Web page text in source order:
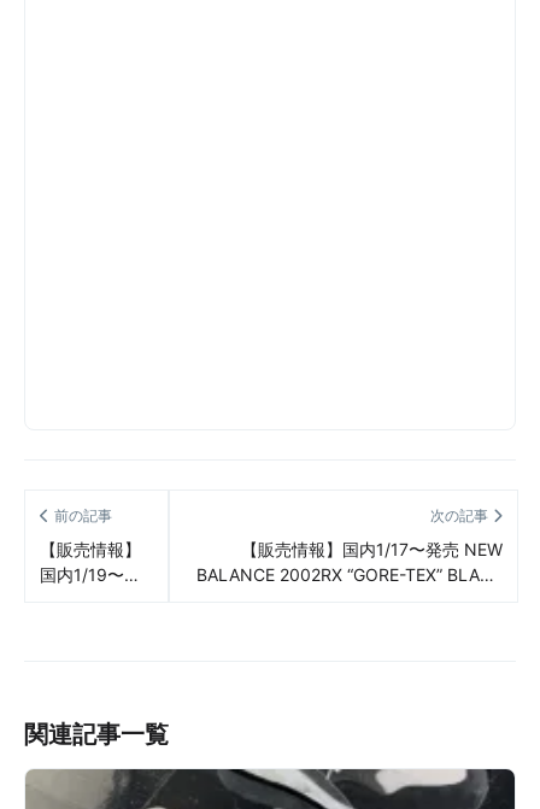
前の記事
【販売情報】
国内1/19〜発
REISSUE 83
MG
2COLORS（バ
ンズ トウキョ
次の記事
【販売情報】国内1/17〜発売 NEW
BALANCE 2002RX “GORE-TEX” BLACK
関連記事一覧